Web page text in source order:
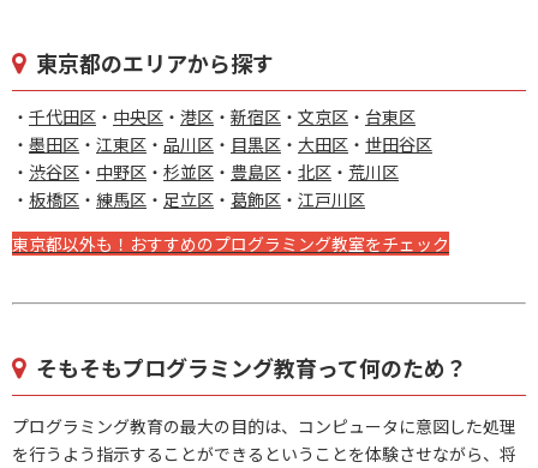
東京都のエリアから探す
・ 千代田区 ・ 中央区 ・ 港区 ・ 新宿区 ・ 文京区 ・ 台東区
・ 墨田区 ・ 江東区 ・ 品川区 ・ 目黒区 ・ 大田区 ・ 世田谷区
・ 渋谷区 ・ 中野区 ・ 杉並区 ・ 豊島区 ・ 北区 ・ 荒川区
・ 板橋区 ・ 練馬区 ・ 足立区 ・ 葛飾区 ・ 江戸川区
東京都以外も！おすすめのプログラミング教室をチェック
そもそもプログラミング教育って何のため？
プログラミング教育の最大の目的は、コンピュータに意図した処理
を行うよう指示することができるということを体験させながら、将